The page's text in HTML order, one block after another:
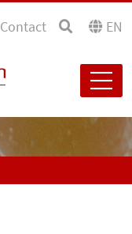
Contact EN